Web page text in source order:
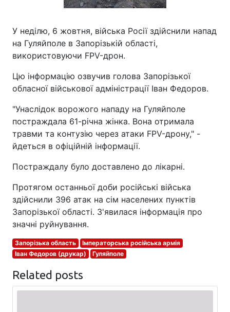
У неділю, 6 жовтня, війська Росії здійснили напад
на Гуляйполе в Запорізькій області,
використовуючи FPV-дрон.
Цю інформацію озвучив голова Запорізької
обласної військової адміністрації Іван Федоров.
"Унаслідок ворожого нападу на Гуляйполе
постраждала 61-річна жінка. Вона отримала
травми та контузію через атаки FPV-дрону," -
йдеться в офіційній інформації.
Постраждалу було доставлено до лікарні.
Протягом останньої доби російські війська
здійснили 396 атак на сім населених пунктів
Запорізької області. З'явилася інформація про
значні руйнування.
Запорізька область
Імператорська російська армія
Іван Федоров (друкар)
Гуляйполе
Related posts